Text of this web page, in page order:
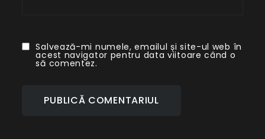
Salvează-mi numele, emailul și site-ul web în
acest navigator pentru data viitoare când o
să comentez.